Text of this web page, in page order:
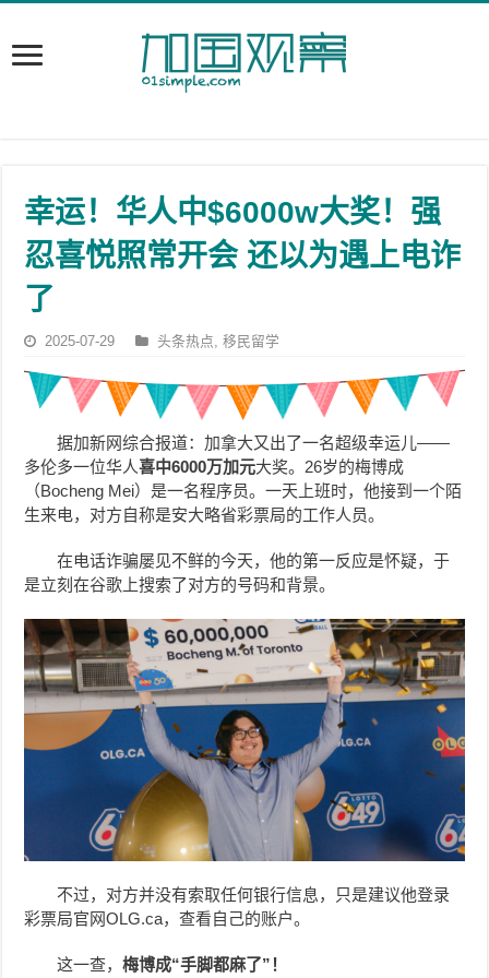
幸运！华人中$6000w大奖！强
忍喜悦照常开会 还以为遇上电诈
了
2025-07-29 头条热点,移民留学
据加新网综合报道：加拿大又出了一名超级幸运儿——
多伦多一位华人喜中6000万加元大奖。26岁的梅博成
（Bocheng Mei）是一名程序员。一天上班时，他接到一个陌
生来电，对方自称是安大略省彩票局的工作人员。
在电话诈骗屡见不鲜的今天，他的第一反应是怀疑，于
是立刻在谷歌上搜索了对方的号码和背景。
不过，对方并没有索取任何银行信息，只是建议他登录
彩票局官网OLG.ca，查看自己的账户。
这一查，梅博成“手脚都麻了”！